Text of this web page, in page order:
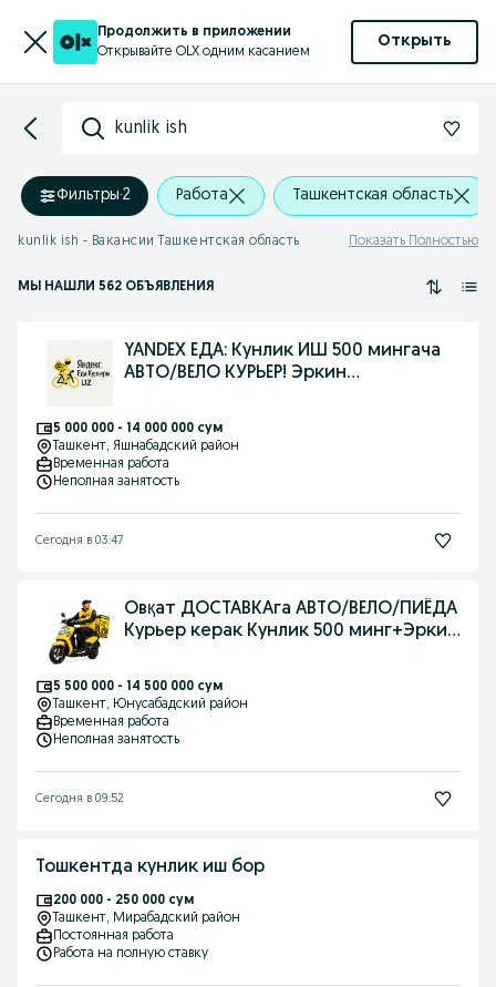
Продолжить в приложении
Открывайте OLX одним касанием
Открыть
kunlik ish
Фильтры·2 Работа Ташкентская область
kunlik ish - Вакансии Ташкентская область Показать Полностью
МЫ НАШЛИ 562 ОБЪЯВЛЕНИЯ
YANDEX ЕДА: Кунлик ИШ 500 мингача
АВТО/ВЕЛО КУРЬЕР! Эркин
5 000 000 - 14 000 000 сум
Ташкент, Яшнабадский район
Временная работа
Неполная занятость
Сегодня в 03:47
Овқат ДОСТАВКАга АВТО/ВЕЛО/ПИЁДА
Курьер керак Кунлик 500 минг+Эркин
5 500 000 - 14 500 000 сум
Ташкент, Юнусабадский район
Временная работа
Неполная занятость
Сегодня в 09:52
Тошкентда кунлик иш бор
200 000 - 250 000 сум
Ташкент, Мирабадский район
Постоянная работа
Работа на полную ставку